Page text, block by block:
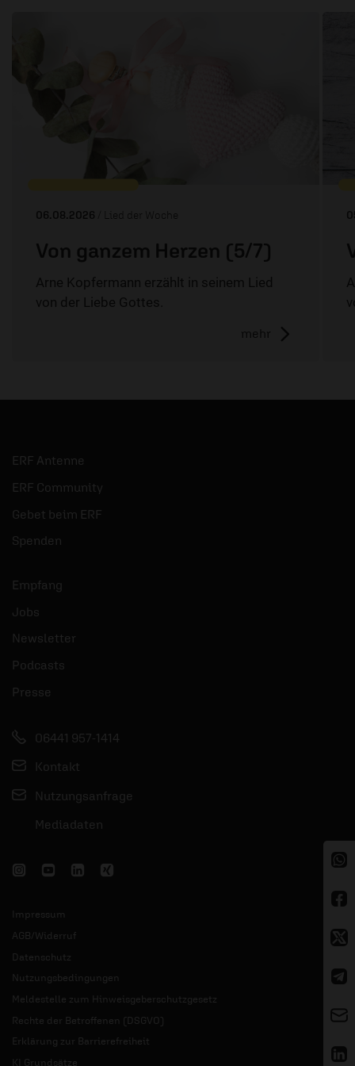
06.08.2026 / Lied der Woche
Von ganzem Herzen (5/7)
Arne Kopfermann erzählt in seinem Lied
von der Liebe Gottes.
mehr
ERF Antenne
ERF Community
Gebet beim ERF
Spenden
Empfang
Jobs
Newsletter
Podcasts
Presse
06441 957-1414
Kontakt
Nutzungsanfrage
Mediadaten
Impressum
AGB/Widerruf
Datenschutz
Nutzungsbedingungen
Meldestelle zum Hinweisgeberschutzgesetz
Rechte der Betroffenen (DSGVO)
Erklärung zur Barrierefreiheit
KI Grundsätze